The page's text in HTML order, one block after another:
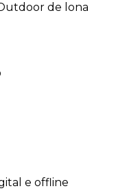
outdoor de lona
e offline